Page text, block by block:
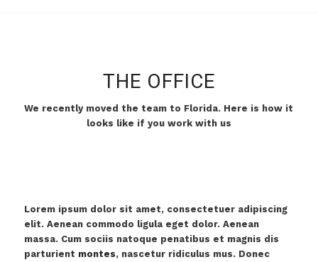
THE OFFICE
We recently moved the team to Florida. Here is how it
looks like if you work with us
Lorem ipsum dolor sit amet, consectetuer adipiscing
elit. Aenean commodo ligula eget dolor. Aenean
massa. Cum sociis natoque penatibus et magnis dis
parturient montes, nascetur ridiculus mus. Donec